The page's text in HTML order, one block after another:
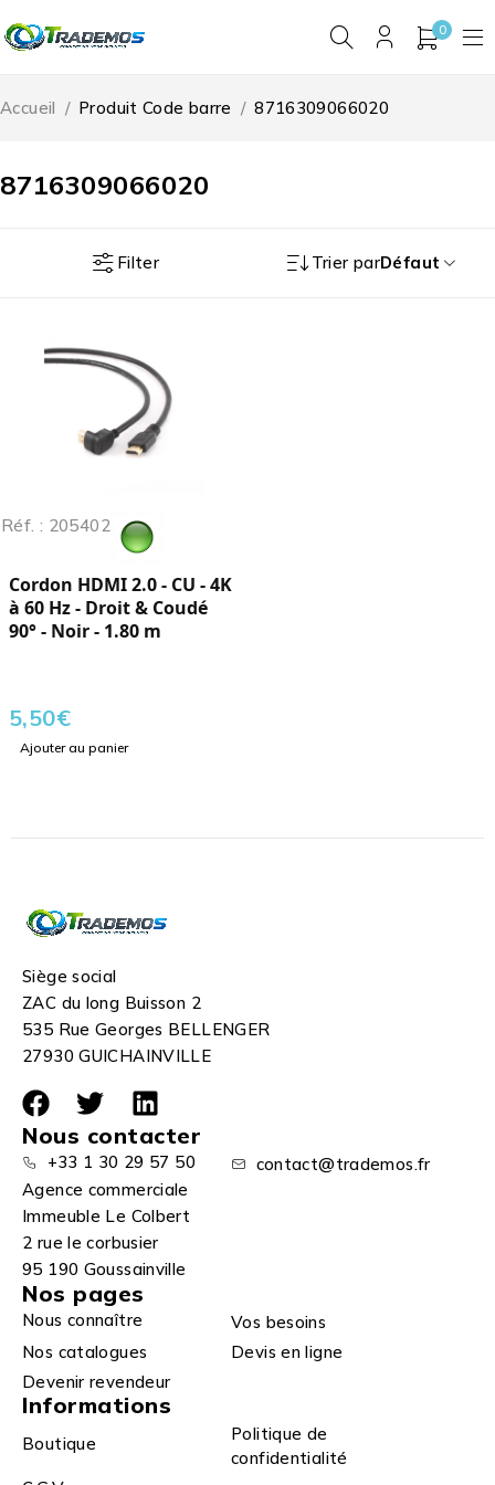
0
8716309066020
Accueil / Produit Code barre / 8716309066020
Filter Trier parDéfaut
Réf. : 205402
Cordon HDMI 2.0 - CU - 4K
à 60 Hz - Droit & Coudé
90° - Noir - 1.80 m
5,50€
Ajouter au panier
Siège social
ZAC du long Buisson 2
535 Rue Georges BELLENGER
27930 GUICHAINVILLE
Nous contacter
+33 1 30 29 57 50
contact@trademos.fr
Agence commerciale
Immeuble Le Colbert
2 rue le corbusier
95 190 Goussainville
Nos pages
Nous connaître
Vos besoins
Nos catalogues
Devis en ligne
Devenir revendeur
Informations
Boutique
Politique de
confidentialité